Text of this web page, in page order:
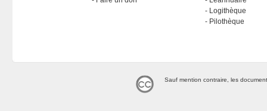
Logithèque
Pilothèque
Sauf mention contraire, les